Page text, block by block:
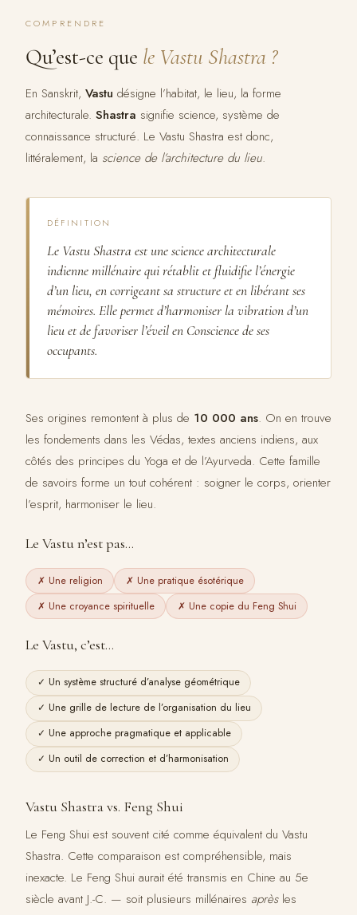
COMPRENDRE
Qu’est-ce que le Vastu Shastra ?
En Sanskrit, Vastu désigne l’habitat, le lieu, la forme
architecturale. Shastra signifie science, système de
connaissance structuré. Le Vastu Shastra est donc,
littéralement, la science de l’architecture du lieu.
DÉFINITION
Le Vastu Shastra est une science architecturale
indienne millénaire qui rétablit et fluidifie l’énergie
d’un lieu, en corrigeant sa structure et en libérant ses
mémoires. Elle permet d’harmoniser la vibration d’un
lieu et de favoriser l’éveil en Conscience de ses
occupants.
Ses origines remontent à plus de 10 000 ans. On en trouve
les fondements dans les Védas, textes anciens indiens, aux
côtés des principes du Yoga et de l’Ayurveda. Cette famille
de savoirs forme un tout cohérent : soigner le corps, orienter
l’esprit, harmoniser le lieu.
Le Vastu n’est pas…
✗ Une religion
✗ Une pratique ésotérique
✗ Une croyance spirituelle
✗ Une copie du Feng Shui
Le Vastu, c’est…
✓ Un système structuré d’analyse géométrique
✓ Une grille de lecture de l’organisation du lieu
✓ Une approche pragmatique et applicable
✓ Un outil de correction et d’harmonisation
Vastu Shastra vs. Feng Shui
Le Feng Shui est souvent cité comme équivalent du Vastu
Shastra. Cette comparaison est compréhensible, mais
inexacte. Le Feng Shui aurait été transmis en Chine au 5e
siècle avant J.-C. — soit plusieurs millénaires aprèsles